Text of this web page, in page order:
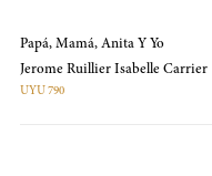
Papá, Mamá, Anita Y Yo
Jerome Ruillier Isabelle Carrier
UYU 790